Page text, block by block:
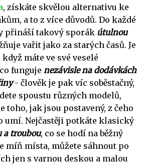
, získáte skvělou alternativu ke
a to z více důvodů. Do každé
přináší takový sporák útulnou
vařit jako za starých časů. Je
máte ve své veselé
funguje nezávisle na dodávkách
- člověk je pak víc soběstačný,
spoustu různých modelů,
toho, jak jsou postavený, z čeho
umí. Nejčastěji potkáte klasický
a troubou, co se hodí na běžný
míň místa, můžete sáhnout po
jen s varnou deskou a malou